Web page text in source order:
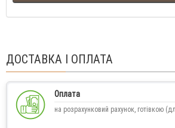
ДОСТАВКА І ОПЛАТА
Оплата
на розрахунковий рахунок, готівкою